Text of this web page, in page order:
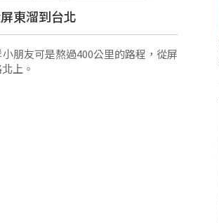
東溜到台北
朋友可是熬過400公里的路程，從屏
上。